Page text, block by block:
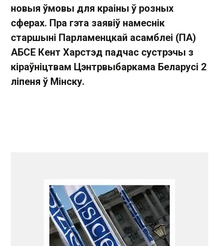
новыя ўмовы для краіны ў розных
сферах. Пра гэта заявіў намеснік
старшыні Парламенцкай асамблеі (ПА)
АБСЕ Кент Харстэд падчас сустрэчы з
кіраўніцтвам Цэнтрвыбаркама Беларусі 2
ліпеня ў Мінску.